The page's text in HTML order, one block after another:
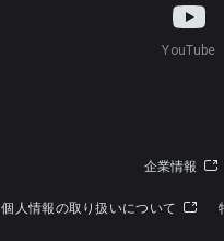
YouTube
企業情報
個人情報の取り扱いについて